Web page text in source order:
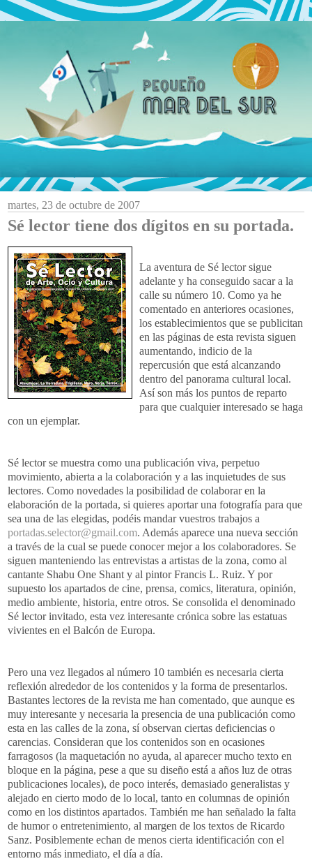
martes, 23 de octubre de 2007
Sé lector tiene dos dígitos en su portada.
La aventura de Sé lector sigue
adelante y ha conseguido sacar a la
calle su número 10. Como ya he
comentado en anteriores ocasiones,
los establecimientos que se publicitan
en las páginas de esta revista siguen
aumentando, indicio de la
repercusión que está alcanzando
dentro del panorama cultural local.
Así son más los puntos de reparto
para que cualquier interesado se haga
con un ejemplar.
Sé lector se muestra como una publicación viva, perpetuo
movimiento, abierta a la colaboración y a las inquietudes de sus
lectores. Como novedades la posibilidad de colaborar en la
elaboración de la portada, si quieres aportar una fotografía para que
sea una de las elegidas, podéis mandar vuestros trabajos a
portadas.selector@gmail.com. Además aparece una nueva sección
a través de la cual se puede conocer mejor a los colaboradores. Se
siguen manteniendo las entrevistas a artistas de la zona, como al
cantante Shabu One Shant y al pintor Francis L. Ruiz. Y por
supuesto los apartados de cine, prensa, comics, literatura, opinión,
medio ambiente, historia, entre otros. Se consolida el denominado
Sé lector invitado, esta vez interesante crónica sobre las estatuas
vivientes en el Balcón de Europa.
Pero una vez llegados al número 10 también es necesaria cierta
reflexión alrededor de los contenidos y la forma de presentarlos.
Bastantes lectores de la revista me han comentado, que aunque es
muy interesante y necesaria la presencia de una publicación como
esta en las calles de la zona, sí observan ciertas deficiencias o
carencias. Consideran que los contenidos son en ocasiones
farragosos (la maquetación no ayuda, al aparecer mucho texto en
bloque en la página, pese a que su diseño está a años luz de otras
publicaciones locales), de poco interés, demasiado generalistas y
alejado en cierto modo de lo local, tanto en columnas de opinión
como en los distintos apartados. También me han señalado la falta
de humor o entretenimiento, al margen de los textos de Ricardo
Sanz. Posiblemente echan de menos cierta identificación con el
entorno más inmediato, el día a día.